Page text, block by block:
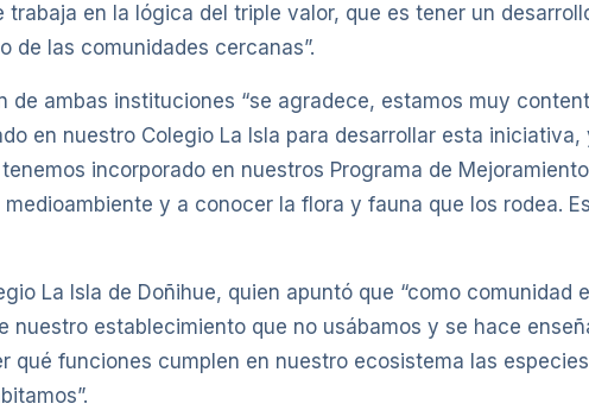
en la lógica del triple valor, que es tener un
de las comunidades cercanas”.
de ambas instituciones “se agradece, estamos muy
en nuestro Colegio La Isla para desarrollar esta
incorporado en nuestros Programa de
y a conocer la flora y fauna que los rodea.
La Isla de Doñihue, quien apuntó que “como comunidad
establecimiento que no usábamos y se hace
funciones cumplen en nuestro ecosistema las